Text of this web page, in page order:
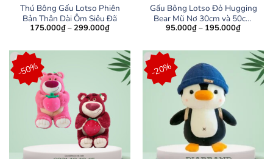
Thú Bông Gấu Lotso Phiên
Bản Thân Dài Ôm Siêu Đã
175.000₫–299.000₫Khoảng
175.000₫
đến
299.000₫
Gấu Bông Lotso Đỏ Hugging
Bear Mũ Nơ 30cm và 50cm
Cao Cấp
95.000₫– 195.000₫Khoảng
95.000₫
đến
-50% -20%